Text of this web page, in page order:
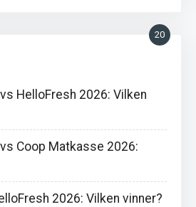
20
HelloFresh 2026: Vilken
Coop Matkasse 2026:
2026: Vilken vinner?